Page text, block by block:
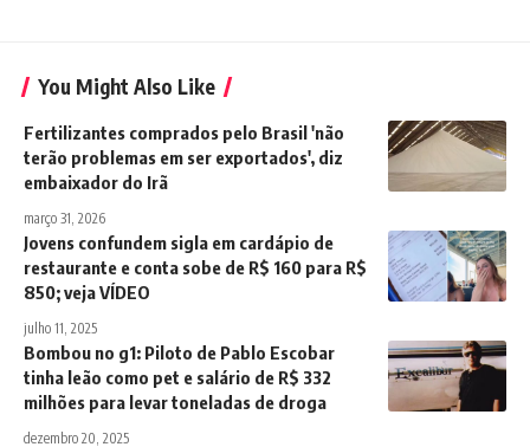
You Might Also Like
Fertilizantes comprados pelo Brasil 'não
terão problemas em ser exportados', diz
embaixador do Irã
março 31, 2026
Jovens confundem sigla em cardápio de
restaurante e conta sobe de R$ 160 para R$
850; veja VÍDEO
julho 11, 2025
Bombou no g1: Piloto de Pablo Escobar
tinha leão como pet e salário de R$ 332
milhões para levar toneladas de droga
dezembro 20, 2025